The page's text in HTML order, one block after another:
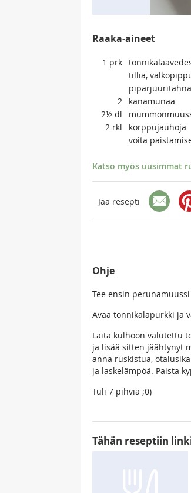
Raaka-aineet
1 prk
tilliä,
2
kanamunaa
2½ dl
2 rkl
korppujauhoja
voita
Katso myös uusimmat
Jaa resepti
Ohje
Tee ensin
Avaa tonnikalapurkki ja
Laita kulhoon valutettu
ja lisää sitten jäähtynyt
anna ruskistua,
ja laskelämpöä. Paista
Tuli 7 pihviä ;0)
Tähän reseptiin